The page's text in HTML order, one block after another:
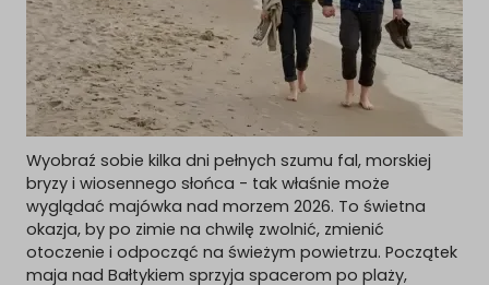
Wyobraź sobie kilka dni pełnych szumu fal, morskiej
bryzy i wiosennego słońca - tak właśnie może
wyglądać majówka nad morzem 2026. To świetna
okazja, by po zimie na chwilę zwolnić, zmienić
otoczenie i odpocząć na świeżym powietrzu. Początek
maja nad Bałtykiem sprzyja spacerom po plaży,